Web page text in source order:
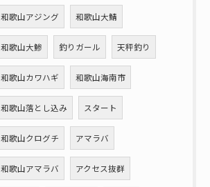
和歌山アジング 和歌山大鯖
和歌山大鯵 釣りガール 天秤釣り
和歌山カワハギ 和歌山海南市
和歌山落とし込み スタート
和歌山クログチ アマラバ
和歌山アマラバ アクセス抜群